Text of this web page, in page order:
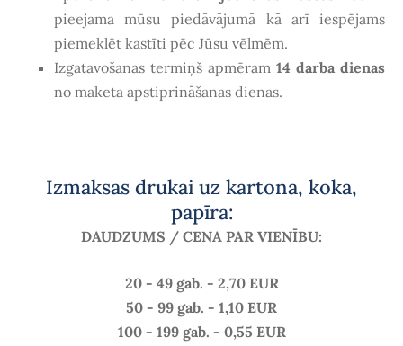
pieejama mūsu piedāvājumā kā arī iespējams
piemeklēt kastīti pēc Jūsu vēlmēm.
Izgatavošanas termiņš apmēram 14 darba dienas
no maketa apstiprināšanas dienas.
Izmaksas drukai uz kartona, koka,
papīra:
DAUDZUMS / CENA PAR VIENĪBU:
20 - 49 gab. - 2,70 EUR
50 - 99 gab. - 1,10 EUR
100 - 199 gab. - 0,55 EUR